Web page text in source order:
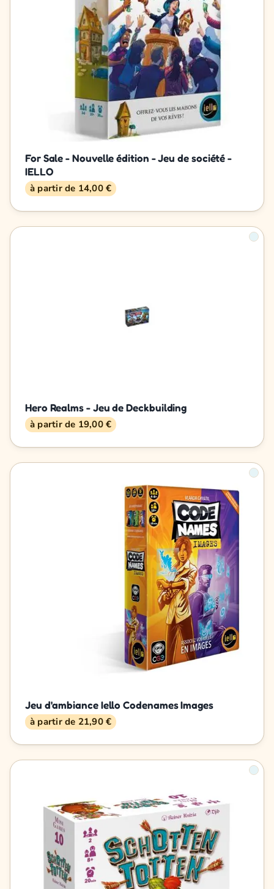
For Sale - Nouvelle édition - Jeu de société -
IELLO
à partir de 14,00 €
Hero Realms - Jeu de Deckbuilding
à partir de 19,00 €
Jeu d'ambiance Iello Codenames Images
à partir de 21,90 €